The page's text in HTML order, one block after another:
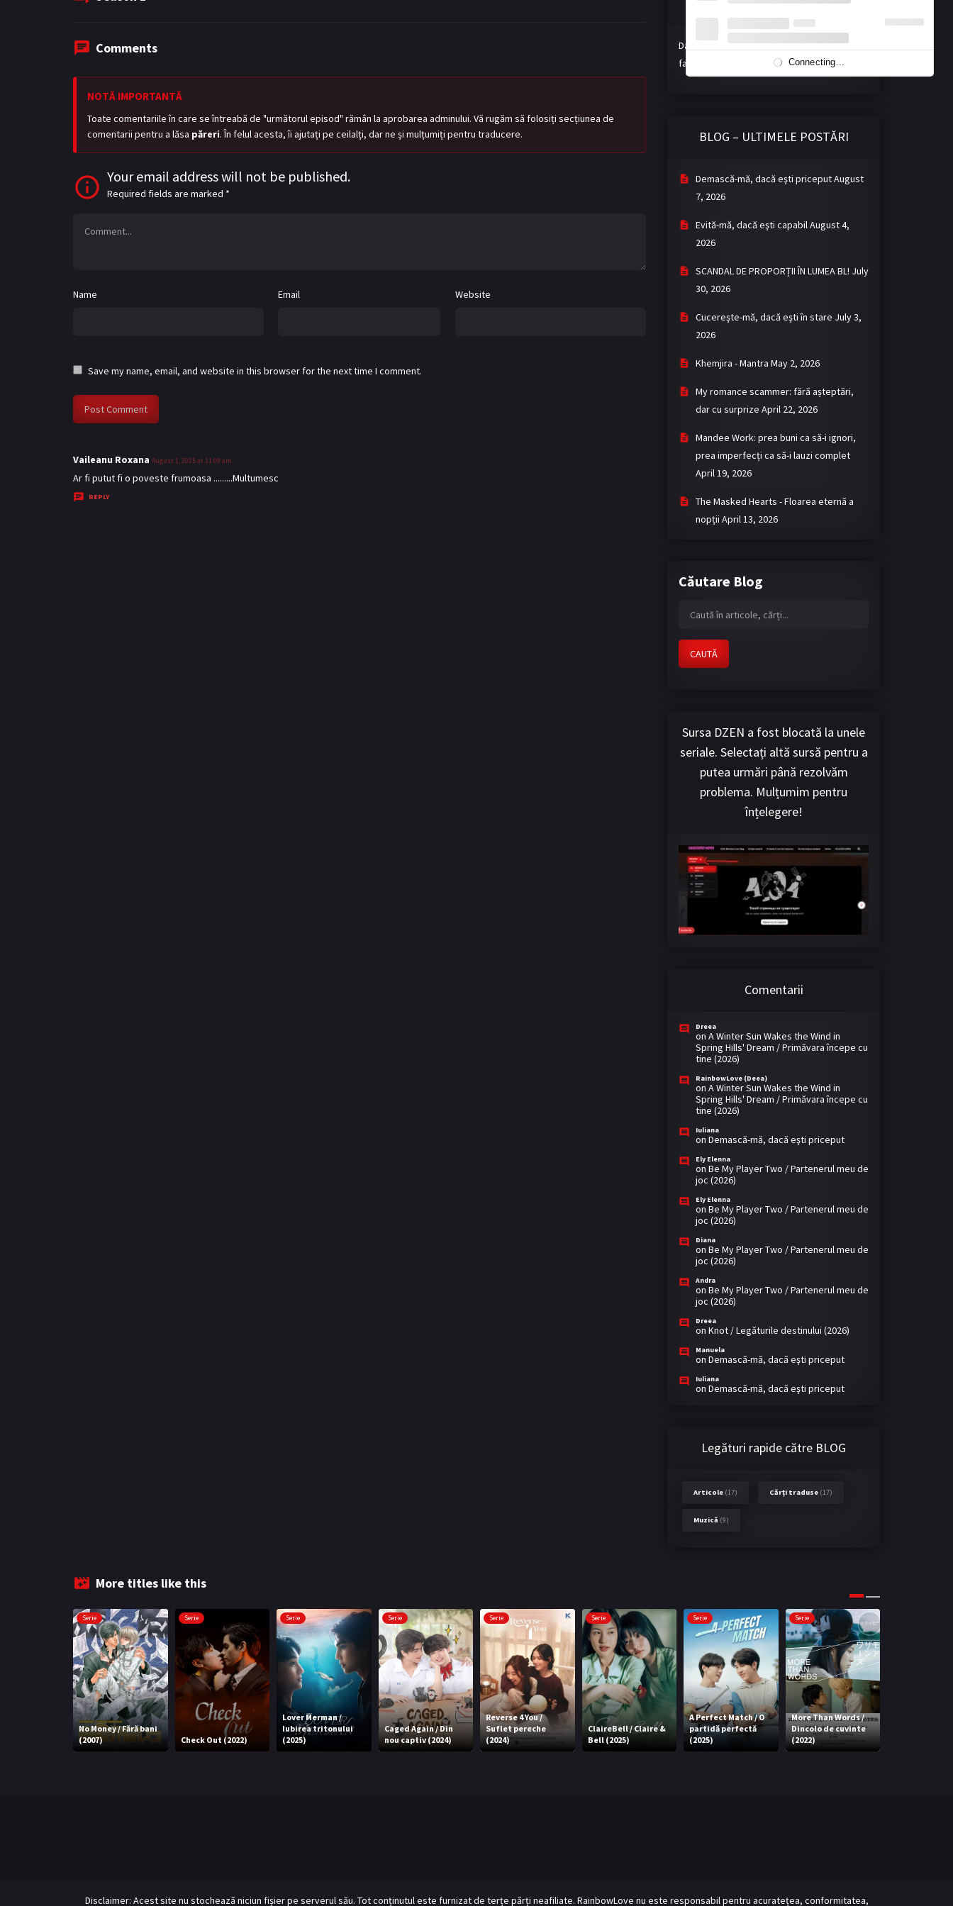
Comments
NOTĂ IMPORTANTĂ
Toate comentariile în care se întreabă de "următorul episod" rămân la aprobarea adminului. Vă rugăm să folosiți secțiunea de
comentarii pentru a lăsa păreri. În felul acesta, îi ajutați pe ceilalți, dar ne și mulțumiți pentru traducere.
Your email address will not be published.
Required fields are marked *
Name Email Website
Save my name, email, and website in this browser for the next time I comment.
Vaileanu Roxana s
a
August 1, 2025 at 11:09 am
Ar fi putut fi o poveste frumoasa .........Multumesc
REPLY
Susțineți misiunea noastră!
Dacă vă place activitatea noastră, ne puteți
face o donație voluntară. Mulțumim!
BLOG – ULTIMELE POSTĂRI
Demască-mă, dacă eşti priceputAugust
7, 2026
Evită-mă, dacă eşti capabilAugust 4,
2026
SCANDAL DE PROPORȚII ÎN LUMEA BL! July
30, 2026
Cucereşte-mă, dacă eşti în stare July 3,
2026
Khemjira - Mantra May 2, 2026
My romance scammer: fără așteptări,
dar cu surprize April 22, 2026
Mandee Work: prea buni ca să-i ignori,
prea imperfecți ca să-i lauzi complet
April 19, 2026
The Masked Hearts - Floarea eternă a
nopții April 13, 2026
Căutare Blog
CAUTĂ
Sursa DZEN a fost blocată la unele
seriale. Selectați altă sursă pentru a
putea urmări până rezolvăm
problema. Mulțumim pentru
înțelegere!
Comentarii
Dreea
on A Winter Sun Wakes the Wind in
Spring Hills' Dream / Primăvara începe cu
tine (2026)
RainbowLove (Deea)
on A Winter Sun Wakes the Wind in
Spring Hills' Dream / Primăvara începe cu
tine (2026)
Iuliana
on Demască-mă, dacă eşti priceput
Ely Elenna
on Be My Player Two / Partenerul meu de
joc (2026)
Ely Elenna
on Be My Player Two / Partenerul meu de
joc (2026)
Diana
on Be My Player Two / Partenerul meu de
joc (2026)
Andra
on Be My Player Two / Partenerul meu de
joc (2026)
Dreea
on Knot / Legăturile destinului (2026)
Manuela
on Demască-mă, dacă eşti priceput
Iuliana
on Demască-mă, dacă eşti priceput
Legături rapide către BLOG
Articole (17) Cărți traduse (17)
Muzică (9)
More titles like this
Serie
No Money / Fără bani
(2007)
Serie
Check Out (2022)
Serie
Lover Merman /
Iubirea tritonului
(2025)
Serie
Caged Again / Din
nou captiv (2024)
Serie
Reverse 4 You /
Suflet pereche
(2024)
Serie
ClaireBell / Claire &
Bell (2025)
Serie
A Perfect Match / O
partidă perfectă
(2025)
Serie
More Than Words /
Dincolo de cuvinte
(2022)
Disclaimer: Acest site nu stochează niciun fișier pe serverul său. Tot conținutul este furnizat de terțe părți neafiliate. RainbowLove nu este responsabil pentru acuratețea, conformitatea,
Connecting...